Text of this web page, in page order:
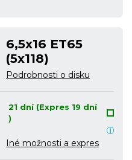
6,5x16 ET65
(5x118)
Podrobnosti o disku
21 dní (Expres 19 dní
)
Iné možnosti a expres